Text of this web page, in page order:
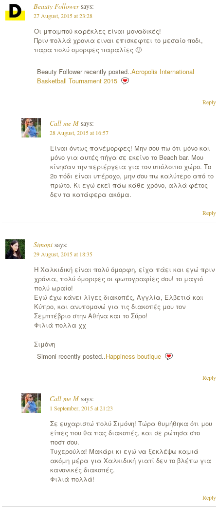
Beauty Follower says:
27 August, 2015 at 23:28
Οι μπαμπού καρέκλες είναι μοναδικές!
Πριν πολλά χρονια ειναι επισκεφτει το μεσαίο ποδι,
παρα πολύ ομορφες παραλίες 🙂
Beauty Follower recently posted..Acropolis International
Basketball Tournament 2015
Reply
Call me M says:
28 August, 2015 at 16:57
Είναι όντως πανέμορφες! Μην σου πω ότι μόνο και
μόνο για αυτές πήγα σε εκείνο το Beach bar. Μου
κίνησαν την περιέργεια για τον υπόλοιπο χώρο. Το
2ο πόδι είναι υπέροχο, μην σου πω καλύτερο από το
πρώτο. Κι εγώ εκεί πάω κάθε χρόνο, αλλά φέτος
δεν τα κατάφερα ακόμα.
Reply
Simoni says:
29 August, 2015 at 18:35
Η Χαλκιδική είναι πολύ όμορφη, είχα πάει και εγώ πριν
χρόνια, πολύ όμορφες οι φωτογραφίες σου! το μαγιό
πολύ ωραίο!
Εγώ έχω κάνει λίγες διακοπές, Αγγλία, Ελβετιά και
Κύπρο, και ανυπομονώ για τις διακοπές μου τον
Σεμπτέβριο στην Αθήνα και το Σύρο!
Φιλιά πολλα χχ
Σιμόνη
Simoni recently posted..Happiness boutique
Reply
Call me M says:
1 September, 2015 at 21:23
Σε ευχαριστώ πολύ Σιμόνη! Τώρα θυμήθηκα ότι μου
είπες που θα πας διακοπές, και σε ρώτησα στο
ποστ σου.
Τυχερούλα! Μακάρι κι εγώ να ξεκλέψω καμιά
ακόμη μέρα για Χαλκιδική γιατί δεν το βλέπω για
κανονικές διακοπές.
Φιλιά πολλά!
Reply